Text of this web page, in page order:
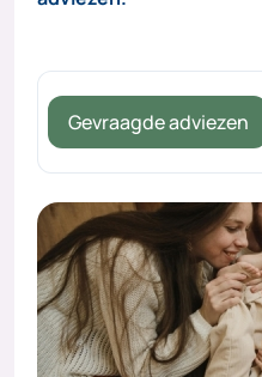
Gevraagde adviezen